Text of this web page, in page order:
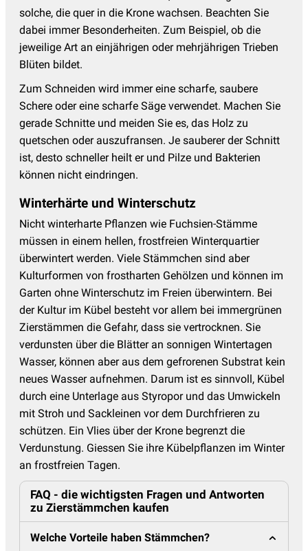
solche, die quer in die Krone wachsen. Beachten Sie
dabei immer Besonderheiten. Zum Beispiel, ob die
jeweilige Art an einjährigen oder mehrjährigen Trieben
Blüten bildet.
Zum Schneiden wird immer eine scharfe, saubere
Schere oder eine scharfe Säge verwendet. Machen Sie
gerade Schnitte und meiden Sie es, das Holz zu
quetschen oder auszufransen. Je sauberer der Schnitt
ist, desto schneller heilt er und Pilze und Bakterien
können nicht eindringen.
Winterhärte und Winterschutz
Nicht winterharte Pflanzen wie Fuchsien-Stämme
müssen in einem hellen, frostfreien Winterquartier
überwintert werden. Viele Stämmchen sind aber
Kulturformen von frostharten Gehölzen und können im
Garten ohne Winterschutz im Freien überwintern. Bei
der Kultur im Kübel besteht vor allem bei immergrünen
Zierstämmen die Gefahr, dass sie vertrocknen. Sie
verdunsten über die Blätter an sonnigen Wintertagen
Wasser, können aber aus dem gefrorenen Substrat kein
neues Wasser aufnehmen. Darum ist es sinnvoll, Kübel
durch eine Unterlage aus Styropor und das Umwickeln
mit Stroh und Sackleinen vor dem Durchfrieren zu
schützen. Ein Vlies über der Krone begrenzt die
Verdunstung. Giessen Sie ihre Kübelpflanzen im Winter
an frostfreien Tagen.
FAQ - die wichtigsten Fragen und Antworten
zu Zierstämmchen kaufen
Welche Vorteile haben Stämmchen?